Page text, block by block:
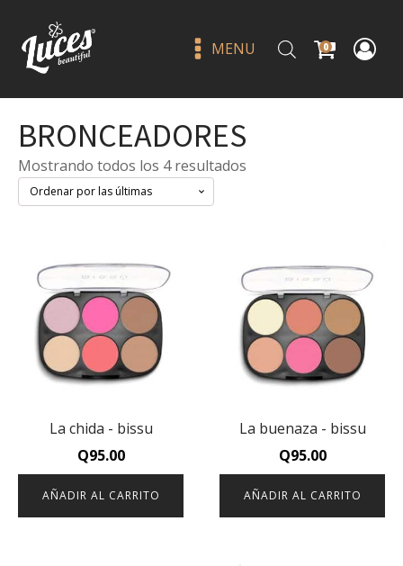
MENU 0
BRONCEADORES
Mostrando todos los 4 resultados
La chida - bissu
Q95.00
AÑADIR AL CARRITO
La buenaza - bissu
Q95.00
AÑADIR AL CARRITO
Dainty babe - jlash
Q
ADD